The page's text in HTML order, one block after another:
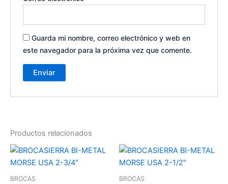
Guarda mi nombre, correo electrónico y web en
este navegador para la próxima vez que comente.
Productos relacionados
BROCAS BROCAS